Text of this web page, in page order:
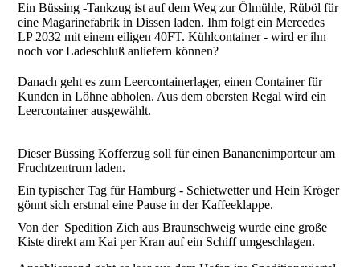
Ein Büssing -Tankzug ist auf dem Weg zur Ölmühle, Rüböl für
eine Magarinefabrik in Dissen laden. Ihm folgt ein Mercedes
LP 2032 mit einem eiligen 40FT. Kühlcontainer - wird er ihn
noch vor Ladeschluß anliefern können?
Danach geht es zum Leercontainerlager, einen Container für
Kunden in Löhne abholen. Aus dem obersten Regal wird ein
Leercontainer ausgewählt.
Dieser Büssing Kofferzug soll für einen Bananenimporteur am
Fruchtzentrum laden.
Ein typischer Tag für Hamburg - Schietwetter und Hein Kröger
gönnt sich erstmal eine Pause in der Kaffeeklappe.
Von der Spedition Zich aus Braunschweig wurde eine große
Kiste direkt am Kai per Kran auf ein Schiff umgeschlagen.